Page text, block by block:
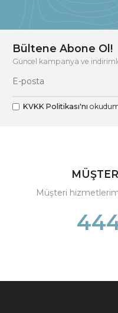
Bültene Abone Ol!
Güncel kampanya ve
KVKK Politikası'nı
Müşteri